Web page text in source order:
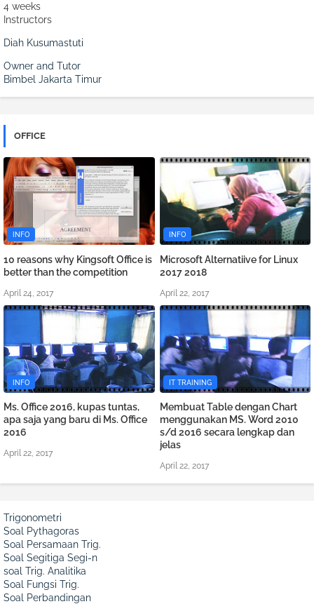
4 weeks
Instructors
Diah Kusumastuti
Owner and Tutor
Bimbel Jakarta Timur
OFFICE
INFO
10 reasons why Kingsoft Office is
better than the competition
April 24, 2017
INFO
Microsoft Alternatiive for Linux
2017 2018
April 22, 2017
INFO
Ms. Office 2016, kupas tuntas,
apa saja yang baru di Ms. Office
2016
April 22, 2017
IT TRAINING
Membuat Table dengan Chart
menggunakan MS. Word 2010
s/d 2016 secara lengkap dan
jelas
April 22, 2017
Trigonometri
Soal Pythagoras
Soal Persamaan Trig.
Soal Segitiga Segi-n
soal Trig. Analitika
Soal Fungsi Trig.
Soal Perbandingan